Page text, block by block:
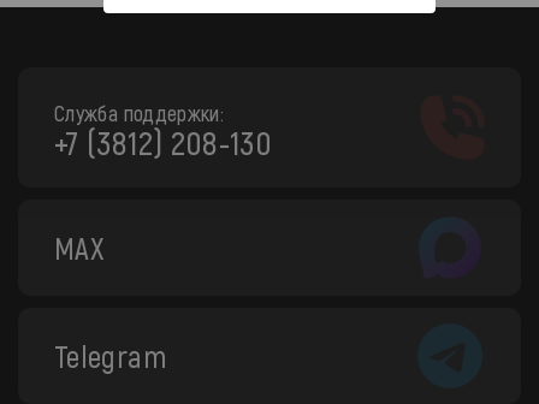
Служба поддержки:
+7 (3812) 208-130
MAX
Telegram